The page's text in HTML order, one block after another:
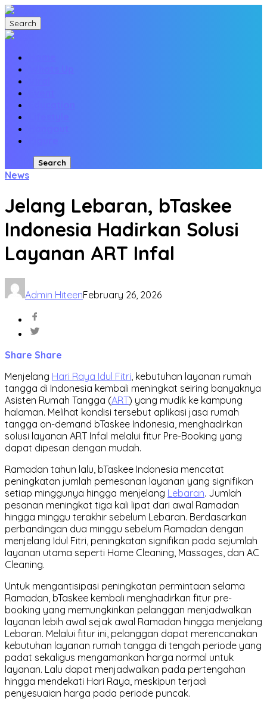
Search
Search
News
Jelang Lebaran, bTaskee
Indonesia Hadirkan Solusi
Layanan ART Infal
Admin HiteenFebruary 26, 2026
Share Share
Menjelang Hari Raya Idul Fitri, kebutuhan layanan rumah
tangga di Indonesia kembali meningkat seiring banyaknya
Asisten Rumah Tangga (ART) yang mudik ke kampung
halaman. Melihat kondisi tersebut aplikasi jasa rumah
tangga on-demand bTaskee Indonesia, menghadirkan
solusi layanan ART Infal melalui fitur Pre-Booking yang
dapat dipesan dengan mudah.
Ramadan tahun lalu, bTaskee Indonesia mencatat
peningkatan jumlah pemesanan layanan yang signifikan
setiap minggunya hingga menjelang Lebaran. Jumlah
pesanan meningkat tiga kali lipat dari awal Ramadan
hingga minggu terakhir sebelum Lebaran. Berdasarkan
perbandingan dua minggu sebelum Ramadan dengan
menjelang Idul Fitri, peningkatan signifikan pada sejumlah
layanan utama seperti Home Cleaning, Massages, dan AC
Cleaning.
Untuk mengantisipasi peningkatan permintaan selama
Ramadan, bTaskee kembali menghadirkan fitur pre-
booking yang memungkinkan pelanggan menjadwalkan
layanan lebih awal sejak awal Ramadan hingga menjelang
Lebaran. Melalui fitur ini, pelanggan dapat merencanakan
kebutuhan layanan rumah tangga di tengah periode yang
padat sekaligus mengamankan harga normal untuk
layanan. Lalu dapat menjadwalkan pada pertengahan
hingga mendekati Hari Raya, meskipun terjadi
penyesuaian harga pada periode puncak.